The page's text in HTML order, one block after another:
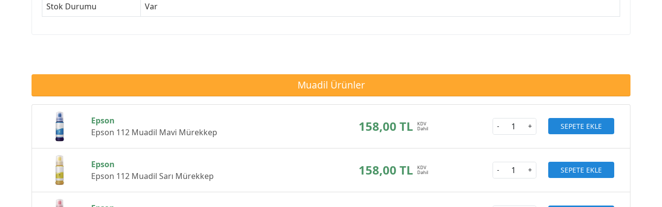
Stok Durumu
Var
Muadil Ürünler
Epson
Epson 112 Muadil Mavi Mürekkep
158,00 TL - + SEPETE EKLE
Epson
Epson 112 Muadil Sarı Mürekkep
158,00 TL - + SEPETE EKLE